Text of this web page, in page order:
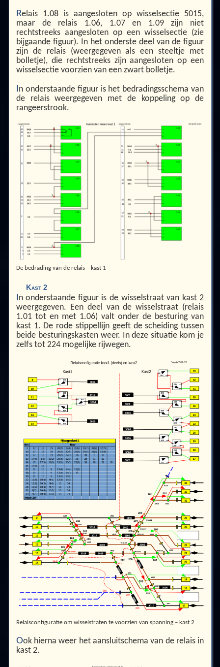
Relais 1.08 is aangesloten op wisselsectie 5015,
maar de relais 1.06, 1.07 en 1.09 zijn niet
rechtstreeks aangesloten op een wisselsectie (zie
bijgaande figuur). In het onderste deel van de figuur
zijn de relais (weergegeven als een steeltje met
bolletje), die rechtstreeks zijn aangesloten op een
wisselsectie voorzien van een zwart bolletje.
n onderstaande figuur is het bedradingsschema van
de relais weergegeven met de koppeling op de
rangeerstrook.
De bedrading van de relais – kast 1
Kast 2
In onderstaande figuur is de wisselstraat van kast 2
weergegeven. Een deel van de wisselstraat (relais
1.01 tot en met 1.06) valt onder de besturing van
kast 1. De rode stippellijn geeft de scheiding tussen
beide besturingskasten weer. In deze situatie kom je
zelfs tot 224 mogelijke rijwegen.
Relaisconfiguratie om wisselstraten te voorzien van spanning – kast 2
Ook hierna weer het aansluitschema van de relais in
kast 2.